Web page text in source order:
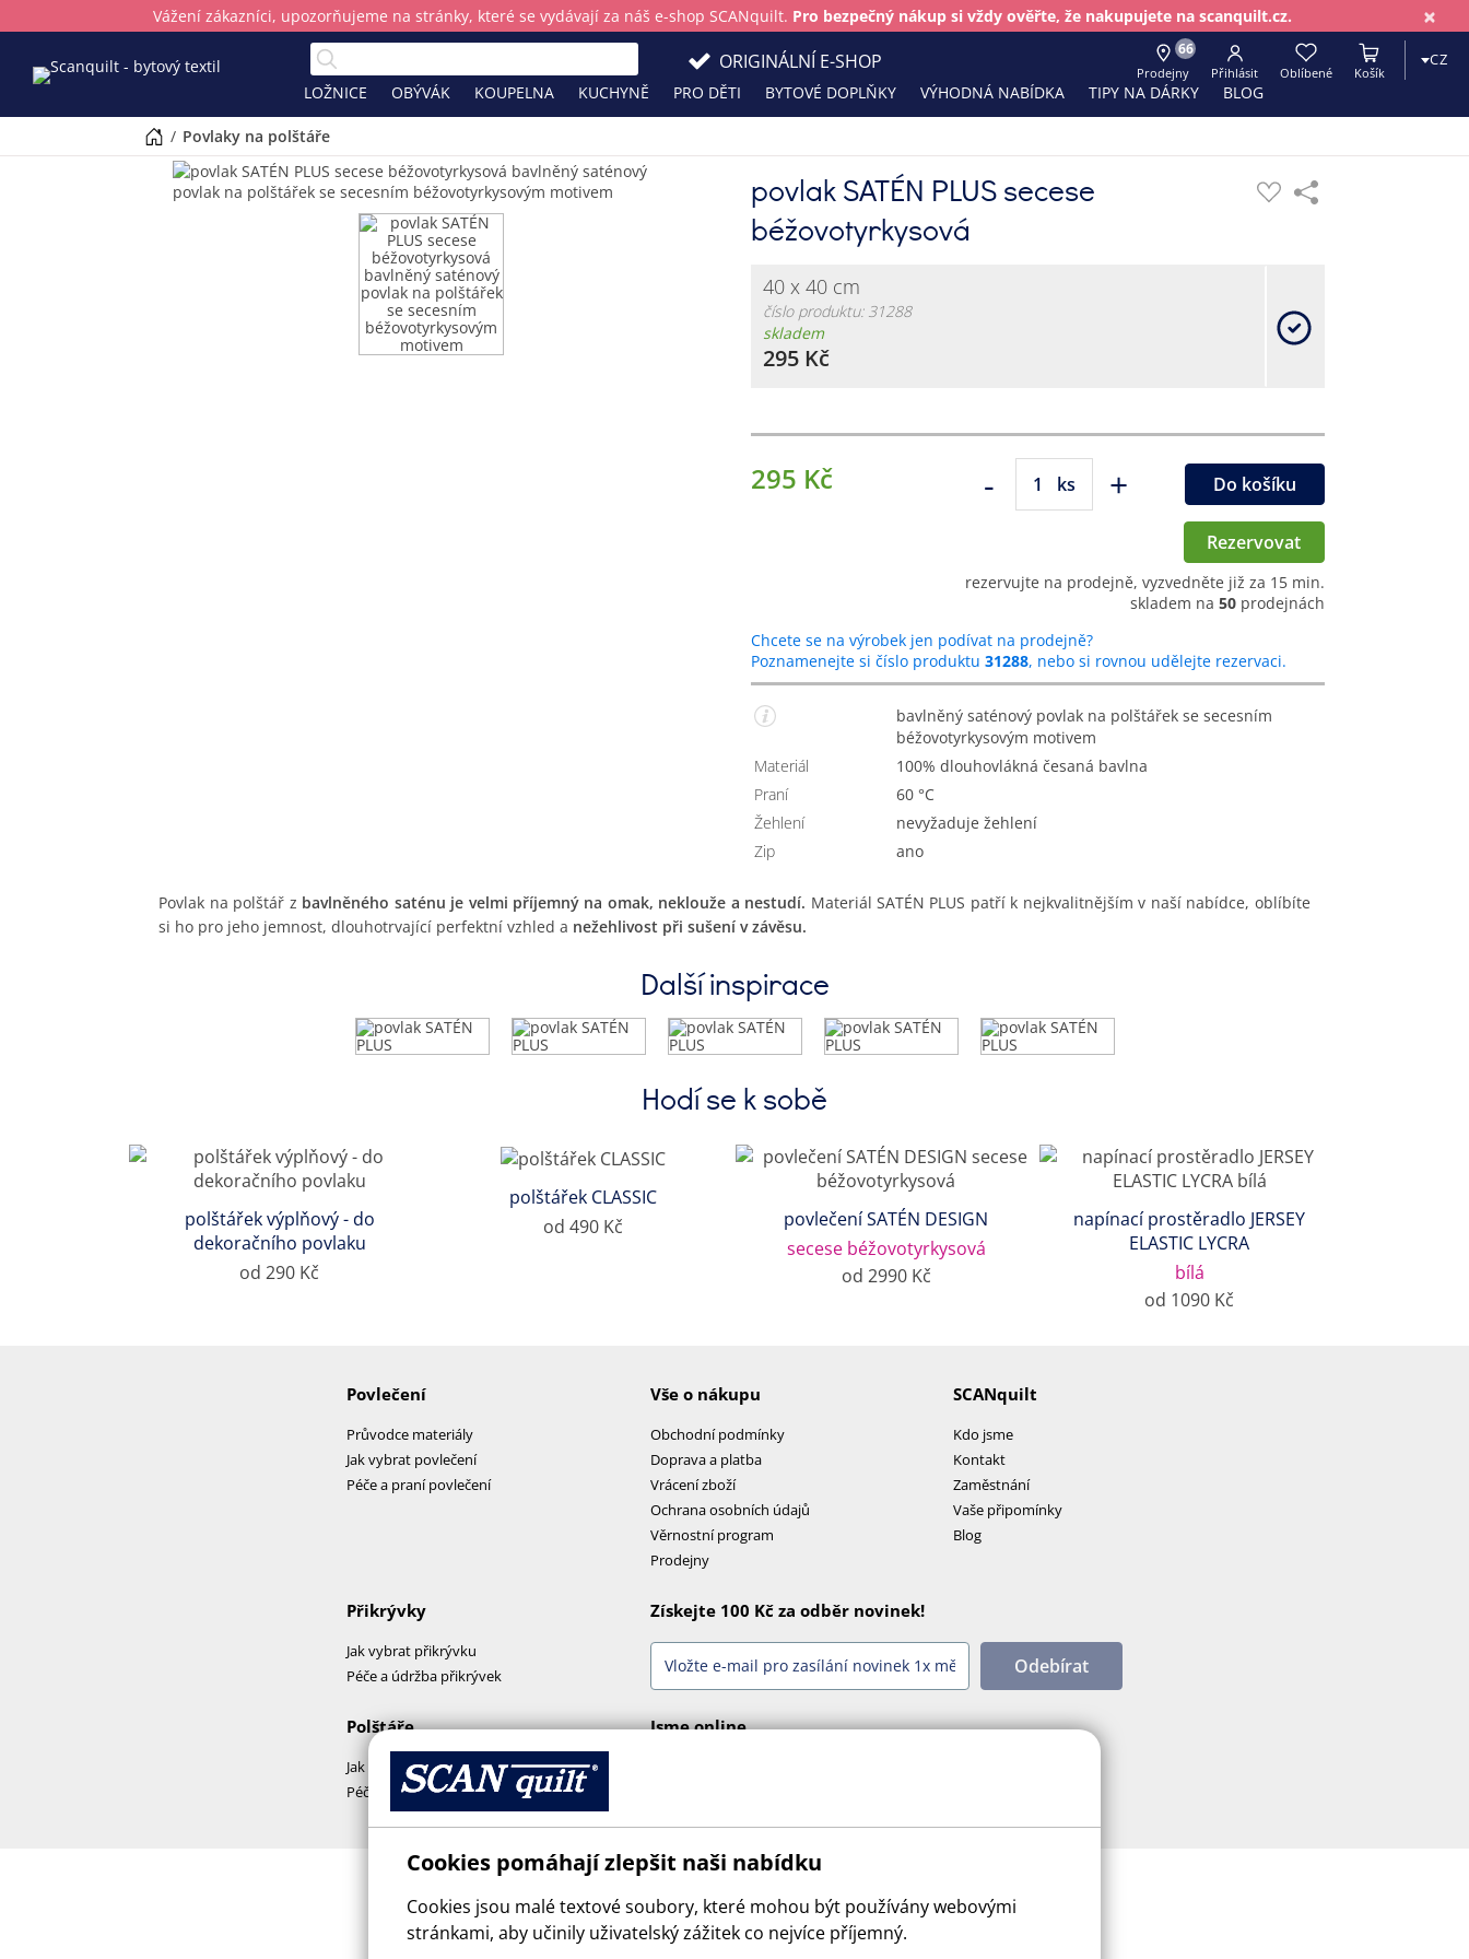
×
Vážení zákazníci, upozorňujeme na stránky, které se vydávají za náš e-shop SCANquilt. Pro bezpečný nákup si vždy ověřte, že nakupujete na scanquilt.cz.
LOŽNICE OBÝVÁK KOUPELNA KUCHYNĚ PRO DĚTI BYTOVÉ DOPLŇKY VÝHODNÁ NABÍDKA TIPY NA DÁRKY BLOG
66
Prodejny Přihlásit Oblíbené Košík
CZ
ORIGINÁLNÍ E-SHOP
/ povlaky na polštáře
povlak SATÉN PLUS secese
béžovotyrkysová
40 x 40 cm
číslo produktu: 31288
skladem
295 Kč
295 Kč - ks + Do košíku
Rezervovat
rezervujte na prodejně, vyzvedněte již za 15 min.
skladem na 50 prodejnách
Chcete se na výrobek jen podívat na prodejně?
Poznamenejte si číslo produktu 31288, nebo si rovnou udělejte rezervaci.
bavlněný saténový povlak na polštářek se secesním
béžovotyrkysovým motivem
Materiál
100% dlouhovlákná česaná bavlna
Praní
60 °C
Žehlení
Nevyžaduje žehlení
Zip
Ano
Povlak na polštář z bavlněného saténu je velmi příjemný na omak, neklouže a nestudí. Materiál SATÉN PLUS patří k nejkvalitnějším v naší nabídce, oblíbíte
si ho pro jeho jemnost, dlouhotrvající perfektní vzhled a nežehlivost při sušení v závěsu.
Další inspirace
Hodí se k sobě
polštářek výplňový - do
dekoračního povlaku
od 290 Kč
polštářek CLASSIC
od 490 Kč
povlečení SATÉN DESIGN
secese béžovotyrkysová
od 2990 Kč
napínací prostěradlo JERSEY
ELASTIC LYCRA
bílá
od 1090 Kč
Povlečení
Průvodce materiály
Jak vybrat povlečení
Péče a praní povlečení
Vše o nákupu
Obchodní podmínky
Doprava a platba
Vrácení zboží
Ochrana osobních údajů
Věrnostní program
Prodejny
SCANquilt
Kdo jsme
Kontakt
Zaměstnání
Vaše připomínky
Blog
Přikrývky
Jak vybrat přikrývku
Péče a údržba přikrývek
Polštáře
Jak vybrat polštář
Péče a praní polštářů
Získejte 100 Kč za odběr novinek!
Odebírat
Jsme online
Cookies pomáhají zlepšit naši nabídku
Cookies jsou malé textové soubory, které mohou být používány webovými
stránkami, aby učinily uživatelský zážitek co nejvíce příjemný.